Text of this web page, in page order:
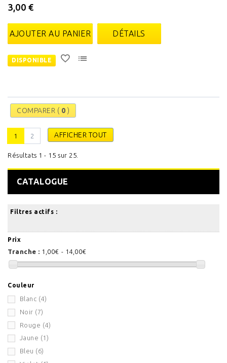
3,00 €
AJOUTER AU PANIER DÉTAILS
DISPONIBLE
COMPARER ( 0 )
AFFICHER TOUT
1 2
Résultats 1 - 15 sur 25.
CATALOGUE
Filtres actifs :
Prix
Tranche : 1,00€ - 14,00€
Couleur
Blanc (4)
Noir (7)
Rouge (4)
Jaune (1)
Bleu (6)